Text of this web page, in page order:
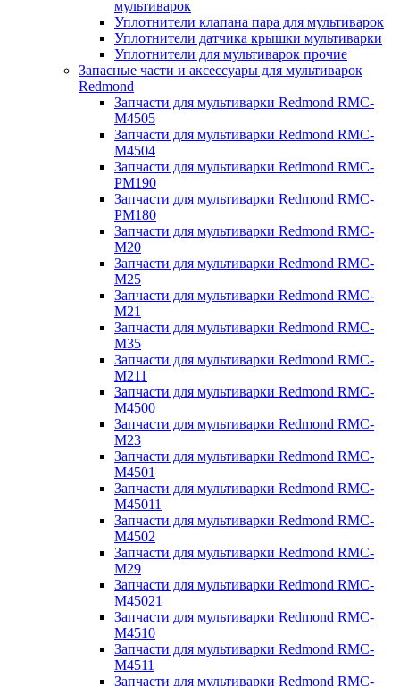
мультиварок
Уплотнители клапана пара для мультиварок
Уплотнители датчика крышки мультиварки
Уплотнители для мультиварок прочие
Запасные части и аксессуары для мультиварок
Redmond
Запчасти для мультиварки Redmond RMC-
M4505
Запчасти для мультиварки Redmond RMC-
M4504
Запчасти для мультиварки Redmond RMC-
PM190
Запчасти для мультиварки Redmond RMC-
PM180
Запчасти для мультиварки Redmond RMC-
M20
Запчасти для мультиварки Redmond RMC-
M25
Запчасти для мультиварки Redmond RMC-
M21
Запчасти для мультиварки Redmond RMC-
M35
Запчасти для мультиварки Redmond RMC-
M211
Запчасти для мультиварки Redmond RMC-
M4500
Запчасти для мультиварки Redmond RMC-
M23
Запчасти для мультиварки Redmond RMC-
M4501
Запчасти для мультиварки Redmond RMC-
M45011
Запчасти для мультиварки Redmond RMC-
M4502
Запчасти для мультиварки Redmond RMC-
M29
Запчасти для мультиварки Redmond RMC-
M45021
Запчасти для мультиварки Redmond RMC-
M4510
Запчасти для мультиварки Redmond RMC-
M4511
Запчасти для мультиварки Redmond RMC-